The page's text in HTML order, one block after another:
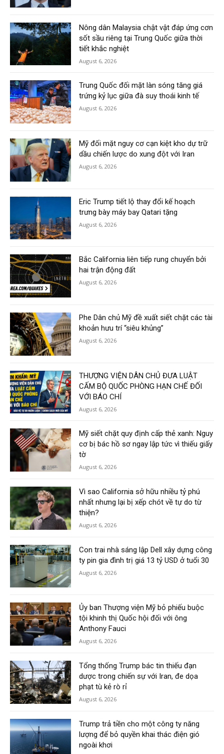
Nông dân Malaysia chật vật đáp ứng cơn
sốt sầu riêng tại Trung Quốc giữa thời
tiết khắc nghiệt
August 6, 2026
Trung Quốc đối mặt làn sóng tăng giá
trứng kỷ lục giữa đà suy thoái kinh tế
August 6, 2026
Mỹ đối mặt nguy cơ cạn kiệt kho dự trữ
dầu chiến lược do xung đột với Iran
August 6, 2026
Eric Trump tiết lộ thay đổi kế hoạch
trưng bày máy bay Qatari tặng
August 6, 2026
Bắc California liên tiếp rung chuyển bởi
hai trận động đất
August 6, 2026
Phe Dân chủ Mỹ đề xuất siết chặt các tài
khoản hưu trí “siêu khủng”
August 6, 2026
THƯỢNG VIỆN DÂN CHỦ ĐƯA LUẬT
CẤM BỘ QUỐC PHÒNG HẠN CHẾ ĐỐI
VỚI BÁO CHÍ
August 6, 2026
Mỹ siết chặt quy định cấp thẻ xanh: Nguy
cơ bị bác hồ sơ ngay lập tức vì thiếu giấy
tờ
August 6, 2026
Vì sao California sở hữu nhiều tỷ phú
nhất nhưng lại bị xếp chót về tự do từ
thiện?
August 6, 2026
Con trai nhà sáng lập Dell xây dựng công
ty pin gia đình trị giá 13 tỷ USD ở tuổi 30
August 6, 2026
Ủy ban Thượng viện Mỹ bỏ phiếu buộc
tội khinh thị Quốc hội đối với ông
Anthony Fauci
August 6, 2026
Tổng thống Trump bác tin thiếu đạn
dược trong chiến sự với Iran, đe dọa
phạt tù kẻ rò rỉ
August 6, 2026
Trump trả tiền cho một công ty năng
lượng để bỏ quyền khai thác điện gió
ngoài khơi